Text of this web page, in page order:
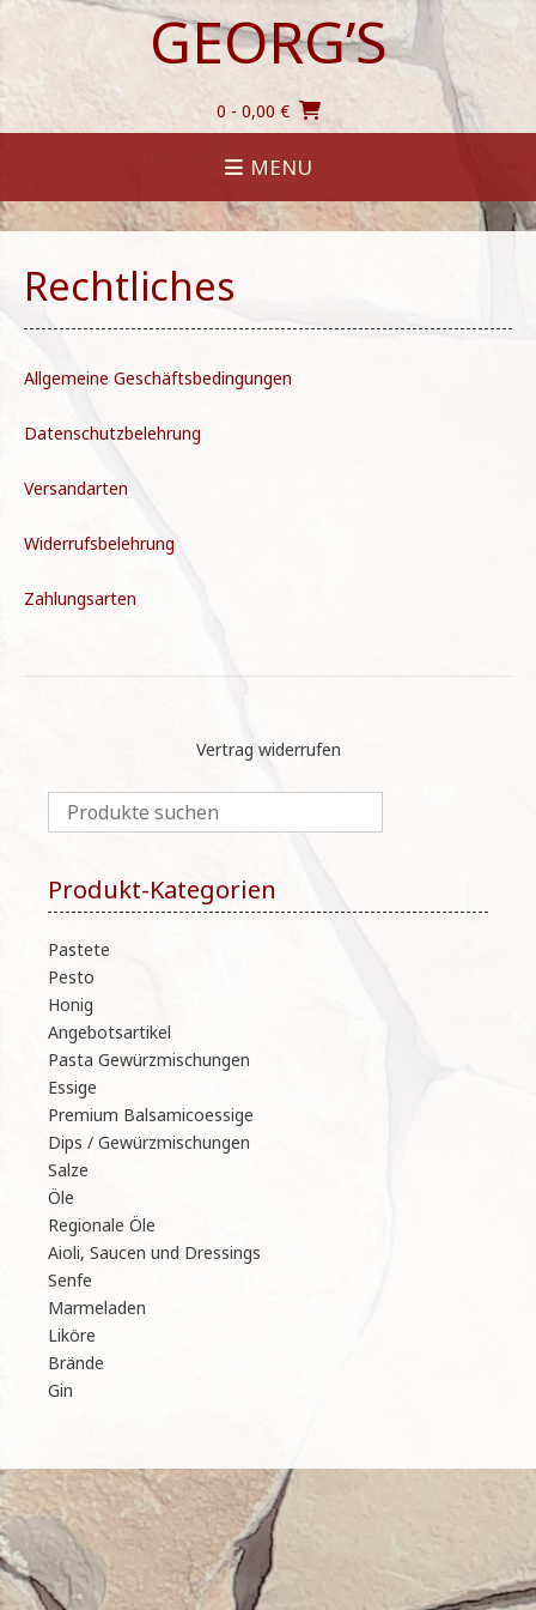
GEORG’S
0 - 0,00 €
MENU
Rechtliches
Allgemeine Geschäftsbedingungen
Datenschutzbelehrung
Versandarten
Widerrufsbelehrung
Zahlungsarten
Vertrag widerrufen
Produkt-Kategorien
Pastete
Pesto
Honig
Angebotsartikel
Pasta Gewürzmischungen
Essige
Premium Balsamicoessige
Dips / Gewürzmischungen
Salze
Öle
Regionale Öle
Aioli, Saucen und Dressings
Senfe
Marmeladen
Liköre
Brände
Gin